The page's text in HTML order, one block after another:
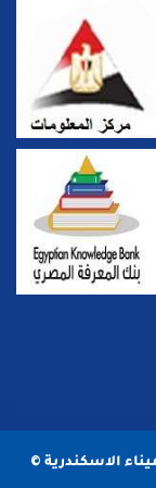
الاسكندرية ©